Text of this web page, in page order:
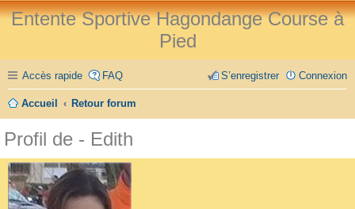
Entente Sportive Hagondange Course à
Pied
Accès rapide FAQ Connexion
S’enregistrer
Accueil Retour forum
Profil de - Edith